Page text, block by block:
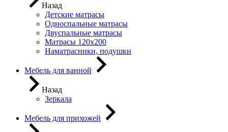
Назад
Детские матрасы
Односпальные матрасы
Двуспальные матрасы
Матрасы 120х200
Наматрасники, подушки
Мебель для ванной
Назад
Зеркала
Мебель для прихожей